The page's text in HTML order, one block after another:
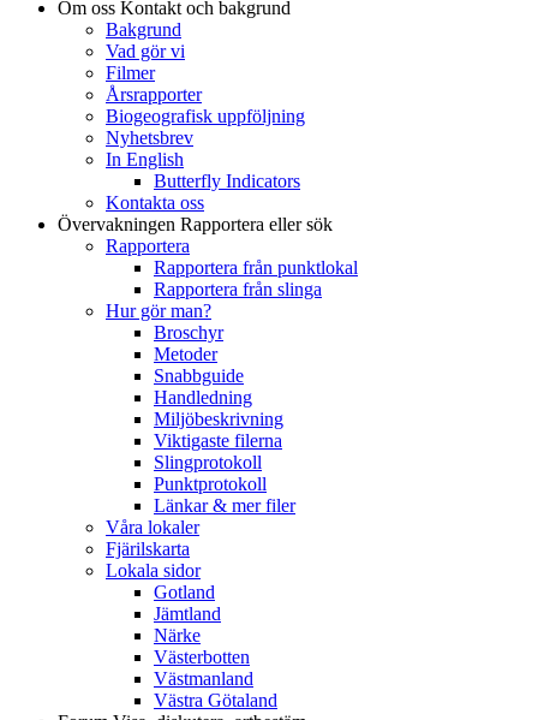
Om oss Kontakt och bakgrund
Bakgrund
Vad gör vi
Filmer
Årsrapporter
Biogeografisk uppföljning
Nyhetsbrev
In English
Butterfly Indicators
Kontakta oss
Övervakningen Rapportera eller sök
Rapportera
Rapportera från punktlokal
Rapportera från slinga
Hur gör man?
Broschyr
Metoder
Snabbguide
Handledning
Miljöbeskrivning
Viktigaste filerna
Slingprotokoll
Punktprotokoll
Länkar & mer filer
Våra lokaler
Fjärilskarta
Lokala sidor
Gotland
Jämtland
Närke
Västerbotten
Västmanland
Västra Götaland